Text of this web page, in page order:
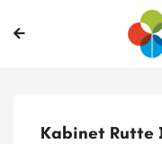
Kabinet